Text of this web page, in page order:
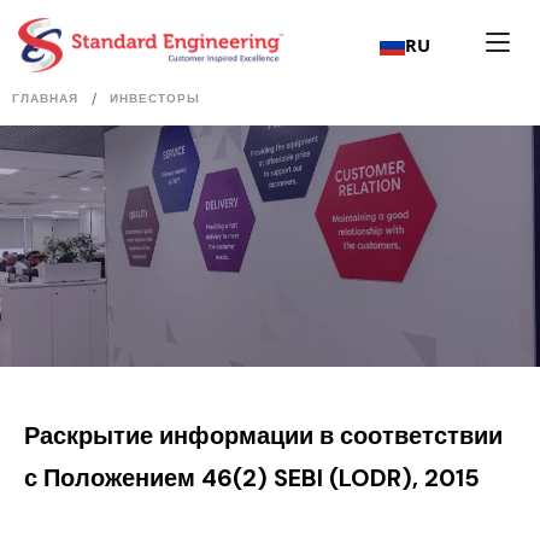
RU
ГЛАВНАЯ / ИНВЕСТОРЫ
Раскрытие информации в соответствии
с Положением 46(2) SEBI (LODR), 2015